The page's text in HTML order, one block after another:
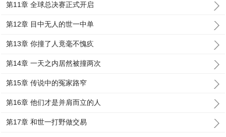
第11章 全球总决赛正式开启
第12章 目中无人的世一中单
第13章 你撞了人竟毫不愧疚
第14章 一天之内居然被撞两次
第15章 传说中的冤家路窄
第16章 他们才是并肩而立的人
第17章 和世一打野做交易